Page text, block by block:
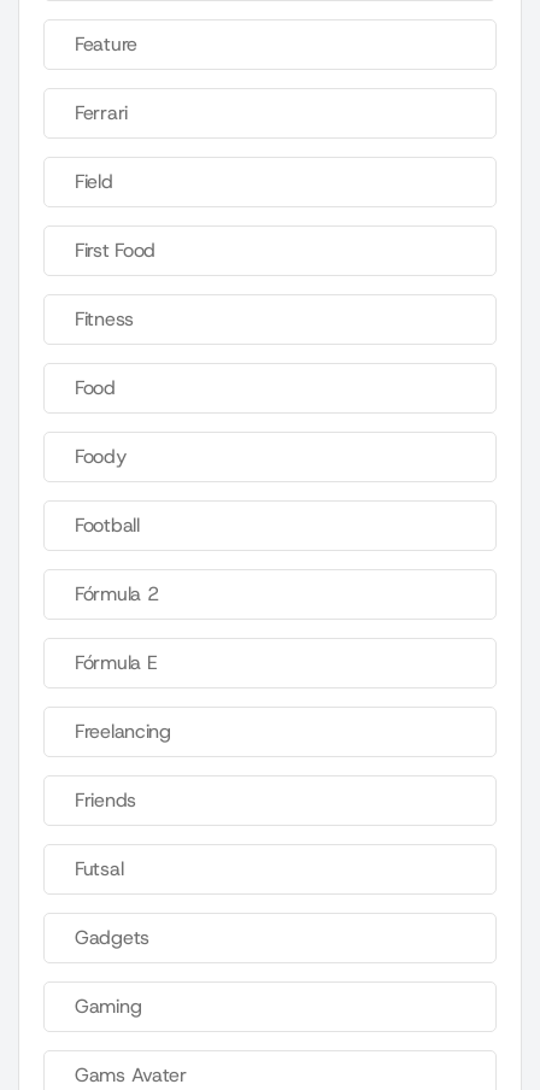
Feature
Ferrari
Field
First Food
Fitness
Food
Foody
Football
Fórmula 2
Fórmula E
Freelancing
Friends
Futsal
Gadgets
Gaming
Gams Avater